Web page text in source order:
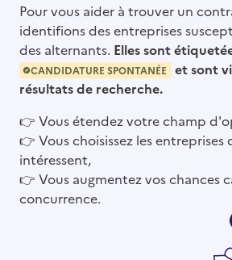
Pour vous aider à trouver un
identifions des entreprises
des alternants. Elles sont
CANDIDATURE SPONTANÉE
et sont
résultats de recherche.
👉 Vous étendez votre champ
👉 Vous choisissez les entreprises
intéressent,
👉 Vous augmentez vos chances
concurrence.